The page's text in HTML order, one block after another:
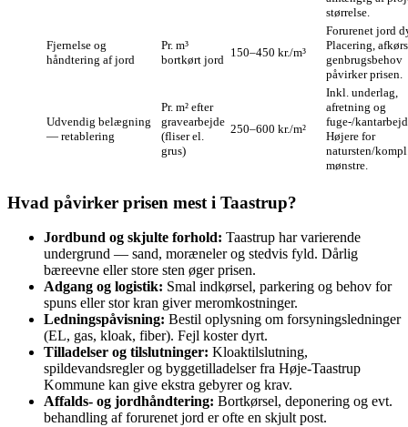
størrelse.
Fjernelse og
håndtering af jord
Pr. m³
bortkørt jord
150–450 kr./m³
Forurenet jord
Placering,
genbrugsbehov
påvirker prisen.
Udvendig belægning
— retablering
Pr. m² efter
gravearbejde
(fliser el.
grus)
250–600 kr./m²
Inkl. underlag,
afretning og
fuge-/
Højere for
natursten/
mønstre.
Hvad påvirker prisen mest i Taastrup?
Jordbund og skjulte forhold: Taastrup har varierende
undergrund — sand, moræneler og stedvis fyld. Dårlig
bæreevne eller store sten øger prisen.
Adgang og logistik: Smal indkørsel, parkering og behov for
spuns eller stor kran giver meromkostninger.
Ledningspåvisning: Bestil oplysning om forsyningsledninger
(EL, gas, kloak, fiber). Fejl koster dyrt.
Tilladelser og tilslutninger: Kloaktilslutning,
spildevandsregler og byggetilladelser fra Høje‑Taastrup
Kommune kan give ekstra gebyrer og krav.
Affalds- og jordhåndtering: Bortkørsel, deponering og evt.
behandling af forurenet jord er ofte en skjult post.